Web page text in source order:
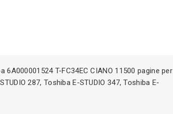
6A000001524 T-FC34EC CIANO 11500 pagine per
287, Toshiba E-STUDIO 347, Toshiba E-